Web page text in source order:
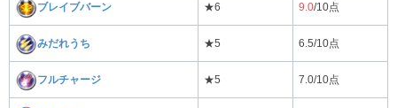
ブレイブバーン ★6 9.0/10点
みだれうち ★5 6.5/10点
フルチャージ ★5 7.0/10点